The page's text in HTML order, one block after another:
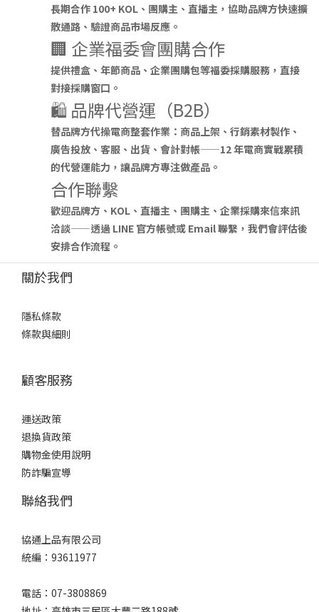
長期合作 100+ KOL、團購主、直播主，協助品牌方快速擴
散通路、驗證商品市場反應。
🏢 企業福委會團購合作
提供禮盒、年節商品、企業團購包等福委採購服務，直接
對接採購窗口。
🛍️ 品牌代營運（B2B）
替品牌方代操電商整套作業：商品上架、行銷素材製作、
廣告投放、客服、出貨、會計對帳——12 年電商實戰累積
的代營運能力，讓品牌方專注做產品。
合作聯繫
歡迎品牌方、KOL、直播主、團購主、企業採購來信來訊
洽談——透過 LINE 官方帳號或 Email 聯繫，我們會評估後
安排合作流程。
關於我們
隱私條款
條款與細則
顧客服務
運送政策
退換貨政策
購物金使用說明
防詐騙宣導
聯絡我們
協通上品有限公司
統編：93611977
電話：07-3808869